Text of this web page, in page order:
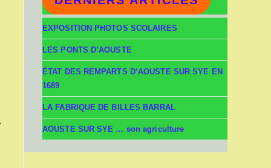
EXPOSITION PHOTOS SCOLAIRES
LES PONTS D’AOUSTE
ÉTAT DES REMPARTS D’AOUSTE SUR SYE EN
1689
LA FABRIQUE DE BILLES BARRAL
AOUSTE SUR SYE … son agriculture